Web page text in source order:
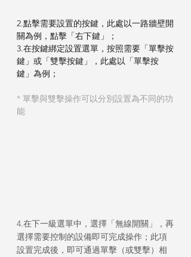
2.點擊需要設置的按鍵，此處以一路牆壁開
關為例，點擊「右下鍵」；
3.在按鍵綁定設置選單，按照需要「單擊按
鍵」或「雙擊按鍵」，此處以「單擊按
鍵」為例；
* 單擊與雙擊操作可以分別設置為不同的功
能
4.在下一級選單中，選擇「無線開關」，再
選擇需要控制的設備即可完成操作；此項
設置完成後，即可通過單擊（或雙擊）相